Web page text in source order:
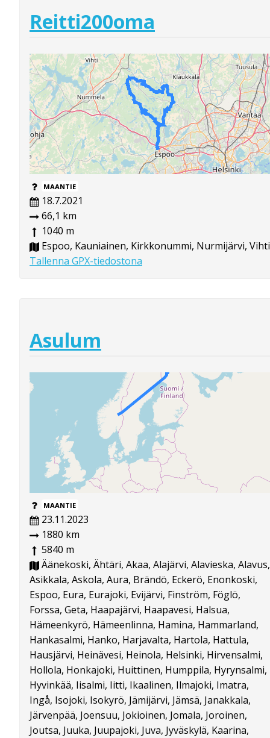
Reitti200oma
MAANTIE
18.7.2021
66,1 km
1040 m
Espoo, Kauniainen, Kirkkonummi, Nurmijärvi, Vihti
Tallenna GPX-tiedostona
Asulum
MAANTIE
23.11.2023
1880 km
5840 m
Äänekoski, Ähtäri, Akaa, Alajärvi, Alavieska, Alavus,
Asikkala, Askola, Aura, Brändö, Eckerö, Enonkoski,
Espoo, Eura, Eurajoki, Evijärvi, Finström, Föglö,
Forssa, Geta, Haapajärvi, Haapavesi, Halsua,
Hämeenkyrö, Hämeenlinna, Hamina, Hammarland,
Hankasalmi, Hanko, Harjavalta, Hartola, Hattula,
Hausjärvi, Heinävesi, Heinola, Helsinki, Hirvensalmi,
Hollola, Honkajoki, Huittinen, Humppila, Hyrynsalmi,
Hyvinkää, Iisalmi, Iitti, Ikaalinen, Ilmajoki, Imatra,
Ingå, Isojoki, Isokyrö, Jämijärvi, Jämsä, Janakkala,
Järvenpää, Joensuu, Jokioinen, Jomala, Joroinen,
Joutsa, Juuka, Juupajoki, Juva, Jyväskylä, Kaarina,